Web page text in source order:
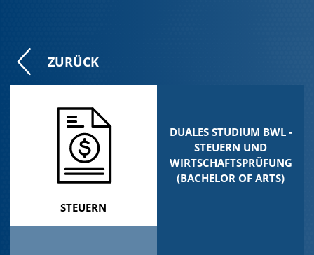
ZURÜCK
STEUERN
DUALES STUDIUM BWL -
STEUERN UND
WIRTSCHAFTSPRÜFUNG
(BACHELOR OF ARTS)